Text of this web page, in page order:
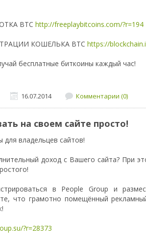
ВТС http://freeplaybitcoins.com/?r=194
КОШЕЛЬКА ВТС https://
бесплатные биткоины каждый час!
16.07.2014 Комментарии (0)
на своем сайте просто!
для владельцев сайтов!
доход с Вашего сайта? При
в People Group и
что грамотно помещённый
?r=28373